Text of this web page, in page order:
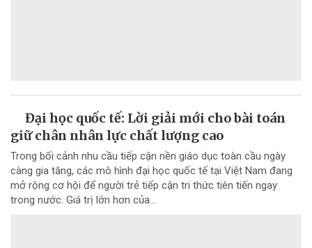
Đại học quốc tế: Lời giải mới cho bài toán
giữ chân nhân lực chất lượng cao
Trong bối cảnh nhu cầu tiếp cận nền giáo dục toàn cầu ngày
càng gia tăng, các mô hình đại học quốc tế tại Việt Nam đang
mở rộng cơ hội để người trẻ tiếp cận tri thức tiên tiến ngay
trong nước. Giá trị lớn hơn của...